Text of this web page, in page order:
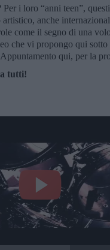
Per i loro “anni teen”,
anche
come il segno di una
che vi propongo qui
qui, per la
tutti!